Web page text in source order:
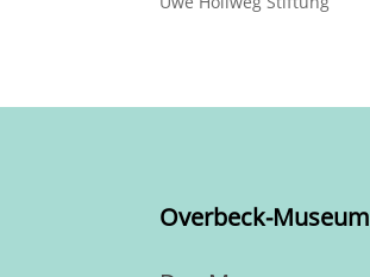
Overbeck-Museum